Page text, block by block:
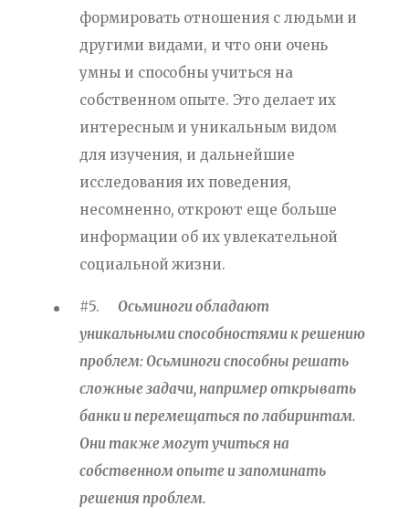
формировать отношения с людьми и
другими видами, и что они очень
умны и способны учиться на
собственном опыте. Это делает их
интересным и уникальным видом
для изучения, и дальнейшие
исследования их поведения,
несомненно, откроют еще больше
информации об их увлекательной
социальной жизни.
#5. Осьминоги обладают
уникальными способностями к решению
проблем: Осьминоги способны решать
сложные задачи, например открывать
банки и перемещаться по лабиринтам.
Они также могут учиться на
собственном опыте и запоминать
решения проблем.